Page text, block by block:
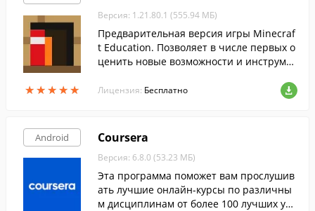
★★★★★
★★★★★
Версия: 1.21.80.1 (555.94 МБ)
Предварительная версия игры Minecraf
t Education. Позволяет в числе первых о
ценить новые возможности и инструме
Лицензия: Бесплатно
Android Coursera
Версия: 6.8.0 (53.23 МБ)
Эта программа поможет вам прослушив
ать лучшие онлайн-курсы по различны
м дисциплинам от более 100 лучших ун